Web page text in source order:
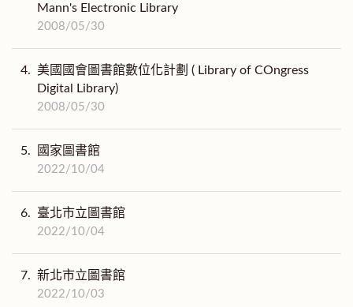
Mann's Electronic Library
2008/05/30
4. 美國國會圖書館數位化計劃 ( Library of COngress
Digital Library)
2008/05/30
5. 國家圖書館
2022/10/04
6. 臺北市立圖書館
2022/10/04
7. 新北市立圖書館
2022/10/03